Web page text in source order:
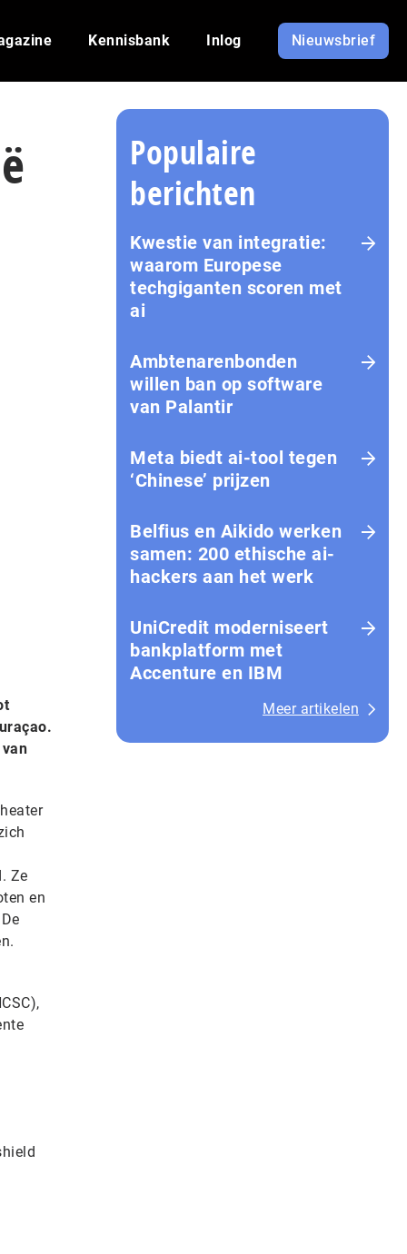
Kennisbank Inlog Nieuwsbrief
Ze
en
Populaire
berichten
Kwestie van integratie:
waarom Europese
techgiganten scoren met
ai
Amb­te­na­ren­bon­den
willen ban op software
van Palantir
Meta biedt ai-tool tegen
‘Chinese’ prijzen
Belfius en Aikido werken
samen: 200 ethische ai-
hackers aan het werk
UniCredit moderniseert
bankplatform met
Accenture en IBM
Meer artikelen